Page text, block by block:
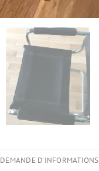
DEMANDE D'INFORMATIONS